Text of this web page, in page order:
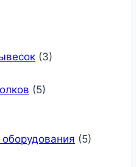
(3)
(5)
(5)